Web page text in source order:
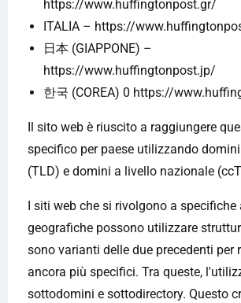
https://www.huffingtonpost.gr/
ITALIA – https://
日本 (GIAPPONE) –
https://www.huffingtonpost.jp/
한국 (COREA) 0 https://
Il sito web è riuscito a raggiungere
specifico per paese utilizzando
(TLD) e domini a livello nazionale
I siti web che si rivolgono a specifiche
geografiche possono utilizzare
sono varianti delle due precedenti per
ancora più specifici. Tra queste,
sottodomini e sottodirectory. Questo